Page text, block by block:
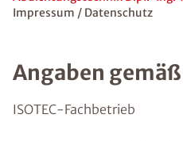
Impressum / Datenschutz
Angaben gemäß
ISOTEC-Fachbetrieb